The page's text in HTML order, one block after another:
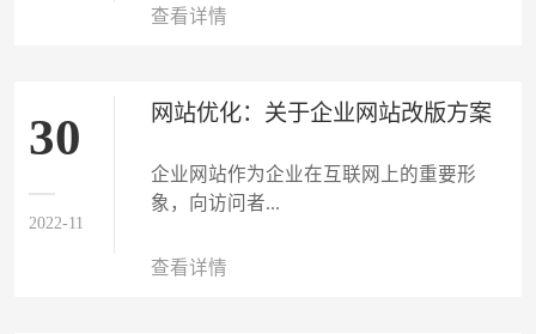
查看详情
30
2022-11
网站优化：关于企业网站改版方案
企业网站作为企业在互联网上的重要形
象，向访问者...
查看详情